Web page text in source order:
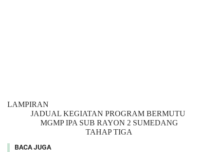
LAMPIRAN
JADUAL KEGIATAN PROGRAM BERMUTU
MGMP IPA SUB RAYON 2 SUMEDANG
TAHAP TIGA
BACA JUGA